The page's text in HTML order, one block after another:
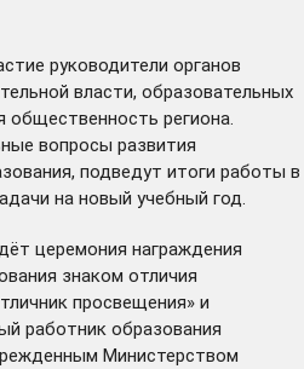
руководители органов
власти, образовательных
общественность региона.
вопросы развития
подведут итоги работы в
на новый учебный год.
церемония награждения
знаком отличия
просвещения» и
работник образования
Министерством